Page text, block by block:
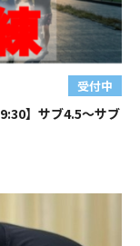
受付中
】サブ4.5～サブ